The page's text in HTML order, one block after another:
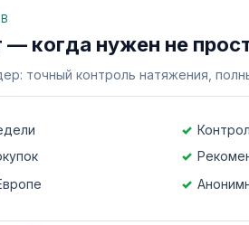
— когда нужен не
точный контроль натяжения,